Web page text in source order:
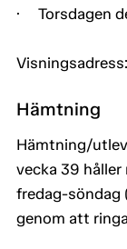
· Torsdagen
Hämtning
Hämtning/
vecka 39
fredag-söndag
genom att